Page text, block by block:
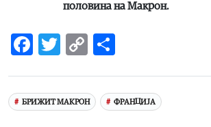
половина на Макрон.
Facebook
Twitter
Copy
БРИЖИТ МАКРОН ФРАНЦИЈА